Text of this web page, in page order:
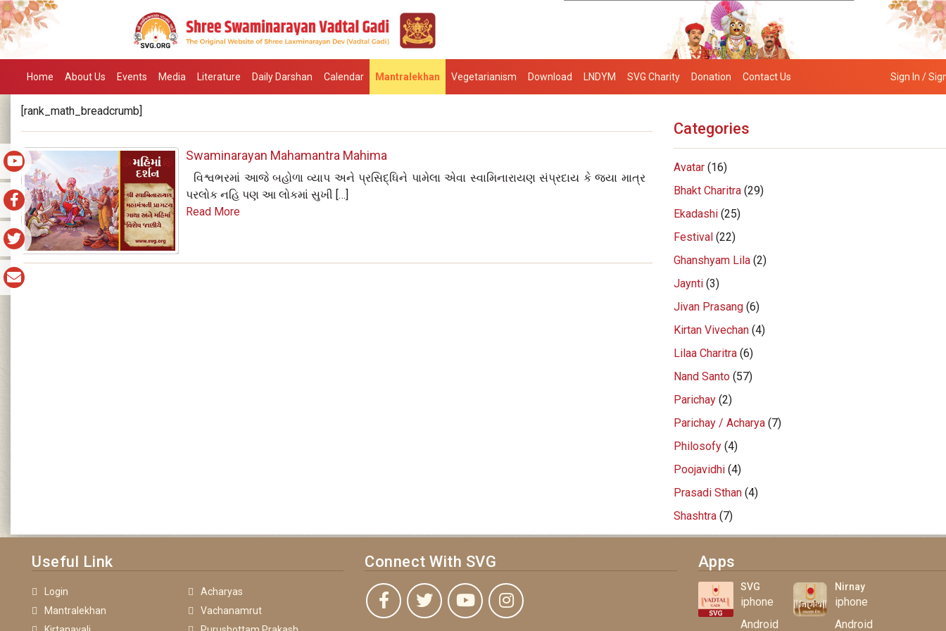
Home About Us Events Media Literature Daily Darshan Calendar Mantralekhan Vegetarianism Download LNDYM SVG Charity Donation Contact Us Sign In /
[rank_math_breadcrumb]
Swaminarayan Mahamantra Mahima
વિશ્વભરમાં આજે બહોળા વ્યાપ અને પ્રસિદ્ધિને પામેલા એવા સ્વામિનારાયણ સંપ્રદાય કે જ્યા માત્ર
પરલોક નહિ પણ આ લોકમાં સુખી […]
Read More
Categories
Avatar(16)
Bhakt Charitra(29)
Ekadashi(25)
Festival(22)
Ghanshyam Lila(2)
Jaynti(3)
Jivan Prasang(6)
Kirtan Vivechan(4)
Lilaa Charitra(6)
Nand Santo(57)
Parichay(2)
Parichay / Acharya(7)
Philosofy(4)
Poojavidhi(4)
Prasadi Sthan(4)
Shashtra(7)
Useful Link
Login
Acharyas
Mantralekhan
Vachanamrut
Connect With SVG Apps
SVG
iphone
Android
Nirnay
iphone
Android